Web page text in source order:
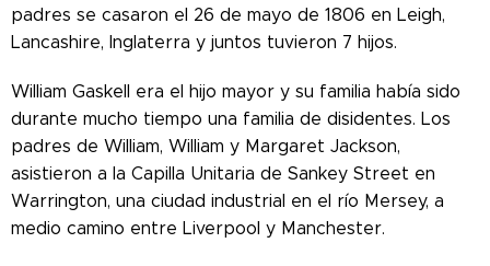
padres se casaron el 26 de mayo de 1806 en Leigh,
Lancashire, Inglaterra y juntos tuvieron 7 hijos.
William Gaskell era el hijo mayor y su familia había sido
durante mucho tiempo una familia de disidentes. Los
padres de William, William y Margaret Jackson,
asistieron a la Capilla Unitaria de Sankey Street en
Warrington, una ciudad industrial en el río Mersey, a
medio camino entre Liverpool y Manchester.